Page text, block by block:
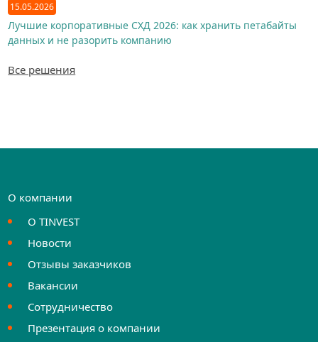
15.05.2026
Лучшие корпоративные СХД 2026: как хранить петабайты
данных и не разорить компанию
Все решения
О компании
О TINVEST
Новости
Отзывы заказчиков
Вакансии
Сотрудничество
Презентация о компании